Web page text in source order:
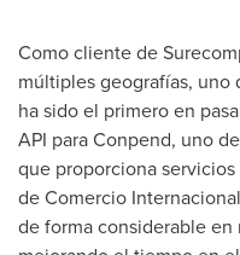
Como cliente de
múltiples geografías, uno
ha sido el primero en
API para Conpend, uno
que proporciona
de Comercio
de forma considerable en